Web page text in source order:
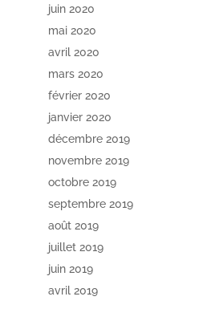
juin 2020
mai 2020
avril 2020
mars 2020
février 2020
janvier 2020
décembre 2019
novembre 2019
octobre 2019
septembre 2019
août 2019
juillet 2019
juin 2019
avril 2019